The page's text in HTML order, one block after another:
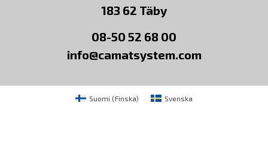
183 62 Täby
08-50 52 68 00
info@camatsystem.com
Suomi (Finska) Svenska